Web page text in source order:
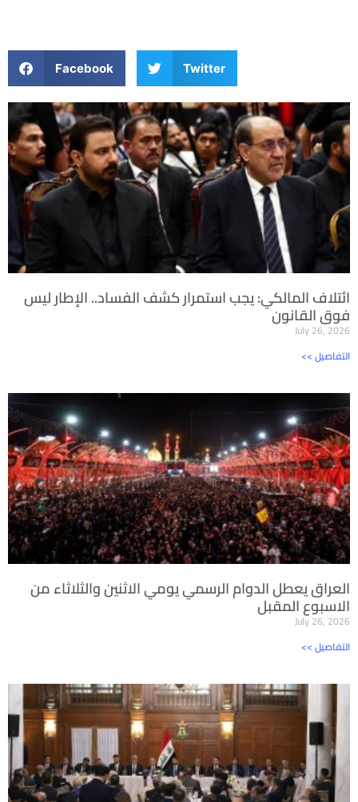
Facebook Twitter
ائتلاف المالكي: يجب استمرار كشف الفساد.. الإطار ليس
فوق القانون
July 26, 2026
<< التفاصيل
العراق يعطل الدوام الرسمي يومي الاثنين والثلاثاء من
الاسبوع المقبل
July 26, 2026
<< التفاصيل